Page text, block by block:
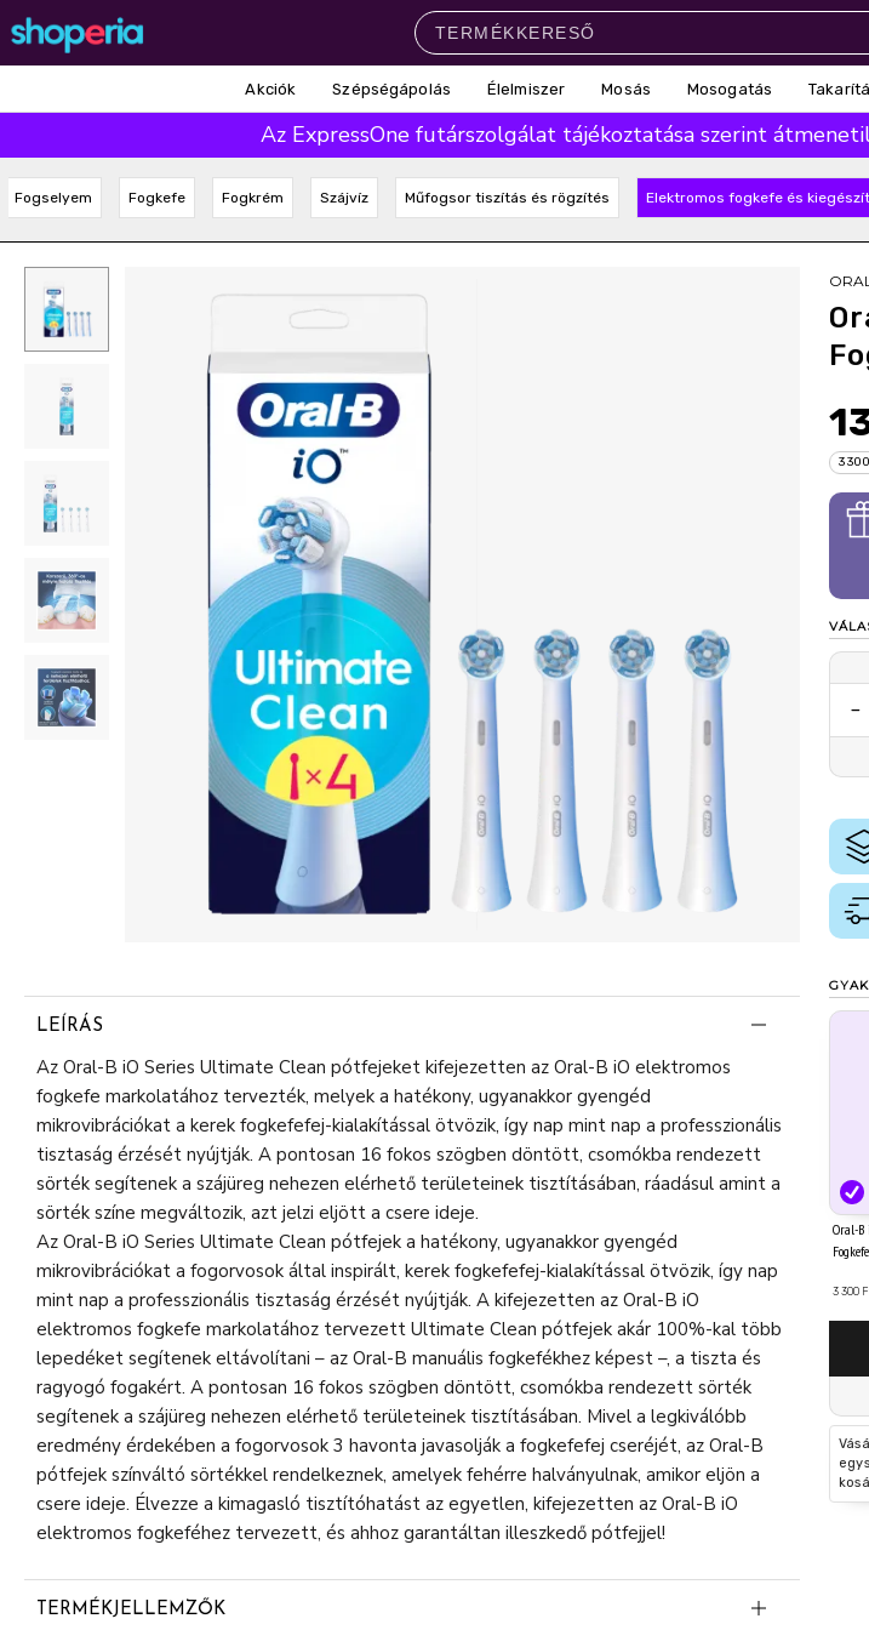
Élelmiszer
Mosás Mosogatás Takarítás
Baba-mama Háztartás
Népszerű márkák
lenor finish
Akciók Szépségápolás Élelmiszer Mosás Mosogatás
Az ExpressOne futárszolgálat tájékoztatása szerint
Fogselyem Fogkefe Fogkrém Szájvíz Műfogsor tiszítás és rögzítés Elektromos fogkefe és
3
-
Oral-B
3 300
LEÍRÁS
Az Oral-B iO Series Ultimate Clean pótfejeket kifejezetten az Oral-B iO elektromos
fogkefe markolatához tervezték, melyek a hatékony, ugyanakkor gyengéd
mikrovibrációkat a kerek fogkefefej-kialakítással ötvözik, így nap mint nap a professzionális
tisztaság érzését nyújtják. A pontosan 16 fokos szögben döntött, csomókba rendezett
sörték segítenek a szájüreg nehezen elérhető területeinek tisztításában, ráadásul amint a
sörték színe megváltozik, azt jelzi eljött a csere ideje.
Az Oral-B iO Series Ultimate Clean pótfejek a hatékony, ugyanakkor gyengéd
mikrovibrációkat a fogorvosok által inspirált, kerek fogkefefej-kialakítással ötvözik, így nap
mint nap a professzionális tisztaság érzését nyújtják. A kifejezetten az Oral-B iO
elektromos fogkefe markolatához tervezett Ultimate Clean pótfejek akár 100%-kal több
lepedéket segítenek eltávolítani – az Oral-B manuális fogkefékhez képest –, a tiszta és
ragyogó fogakért. A pontosan 16 fokos szögben döntött, csomókba rendezett sörték
segítenek a szájüreg nehezen elérhető területeinek tisztításában. Mivel a legkiválóbb
eredmény érdekében a fogorvosok 3 havonta javasolják a fogkefefej cseréjét, az Oral-B
pótfejek színváltó sörtékkel rendelkeznek, amelyek fehérre halványulnak, amikor eljön a
csere ideje. Élvezze a kimagasló tisztítóhatást az egyetlen, kifejezetten az Oral-B iO
elektromos fogkeféhez tervezett, és ahhoz garantáltan illeszkedő pótfejjel!
TERMÉKJELLEMZŐK